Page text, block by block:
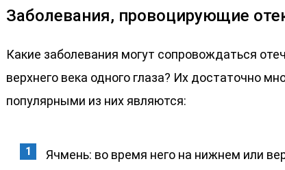
Заболевания, провоцирующие
Какие заболевания могут сопровождаться
верхнего века одного глаза? Их достаточно
популярными из них являются:
Ячмень: во время него на нижнем или